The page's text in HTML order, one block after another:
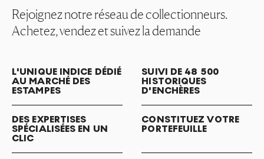
Rejoignez notre réseau de collectionneurs.
Achetez, vendez et suivez la demande
L'UNIQUE INDICE DÉDIÉ
AU MARCHÉ DES
ESTAMPES
SUIVI DE 48 500
HISTORIQUES
D'ENCHÈRES
DES EXPERTISES
SPÉCIALISÉES EN UN
CLIC
CONSTITUEZ VOTRE
PORTEFEUILLE